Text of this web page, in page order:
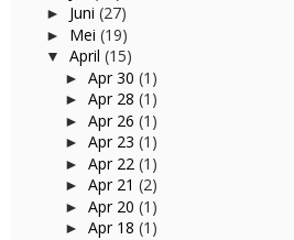
► Juni (27)
► Mei (19)
▼ April (15)
► Apr 30 (1)
► Apr 28 (1)
► Apr 26 (1)
► Apr 23 (1)
► Apr 22 (1)
► Apr 21 (2)
► Apr 20 (1)
► Apr 18 (1)